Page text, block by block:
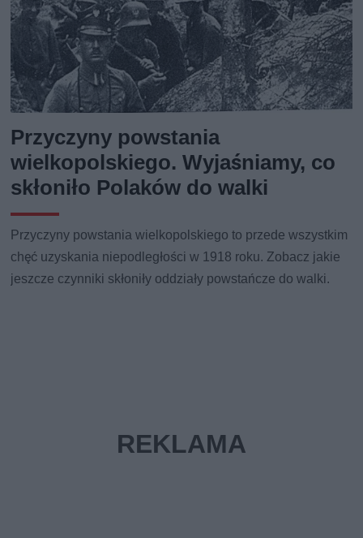
Przyczyny powstania
wielkopolskiego. Wyjaśniamy, co
skłoniło Polaków do walki
Przyczyny powstania wielkopolskiego to przede wszystkim
chęć uzyskania niepodległości w 1918 roku. Zobacz jakie
jeszcze czynniki skłoniły oddziały powstańcze do walki.